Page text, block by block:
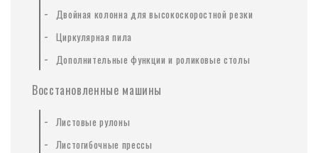
- Двойная колонна для высокоскоростной резки
- Циркулярная пила
- Дополнительные функции и роликовые столы
Восстановленные машины
- Листовые рулоны
- Листогибочные прессы